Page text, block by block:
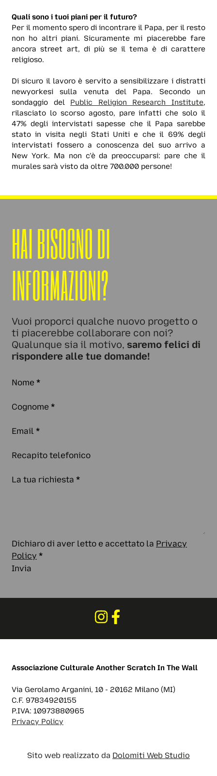
Quali sono i tuoi piani per il futuro?
Per il momento spero di incontrare il Papa, per il resto
non ho altri piani. Sicuramente mi piacerebbe fare
ancora street art, di più se il tema è di carattere
religioso.
Di sicuro il lavoro è servito a sensibilizzare i distratti
newyorkesi sulla venuta del Papa. Secondo un
sondaggio del Public Religion Research Institute,
rilasciato lo scorso agosto, pare infatti che solo il
47% degli intervistati sapesse che il Papa sarebbe
stato in visita negli Stati Uniti e che il 69% degli
intervistati fossero a conoscenza del suo arrivo a
New York. Ma non c’è da preoccuparsi: pare che il
murales sarà visto da oltre 700.000 persone!
HAI BISOGNO DI
INFORMAZIONI?
Vuoi proporci qualche nuovo progetto o
ti piacerebbe collaborare con noi?
Qualunque sia il motivo, saremo felici di
rispondere alle tue domande!
Nome *
Cognome *
Email *
Recapito telefonico
La tua richiesta *
Dichiaro di aver letto e accettato la Privacy
Policy *
Invia
Associazione Culturale Another Scratch In The Wall
Via Gerolamo Arganini, 10 - 20162 Milano (MI)
C.F. 97834920155
P.IVA: 10973880965
Privacy Policy
Sito web realizzato da Dolomiti Web Studio